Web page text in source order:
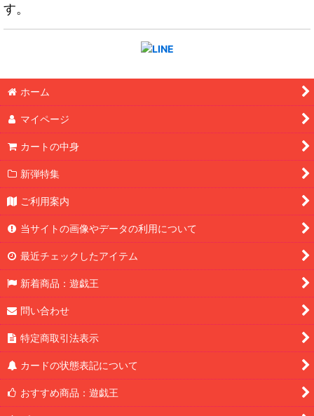
す。
ホーム
マイページ
カートの中身
新弾特集
ご利用案内
当サイトの画像やデータの利用について
最近チェックしたアイテム
新着商品：遊戯王
問い合わせ
特定商取引法表示
カードの状態表記について
おすすめ商品：遊戯王